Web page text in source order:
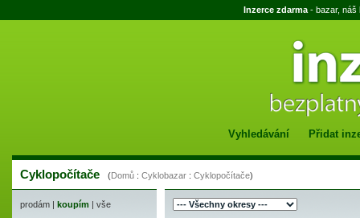
Inzerce zdarma - bazar, náš
Vyhledávání Přidat
Cyklopočítače (Domů : Cyklobazar : Cyklopočítače)
prodám | koupím | vše